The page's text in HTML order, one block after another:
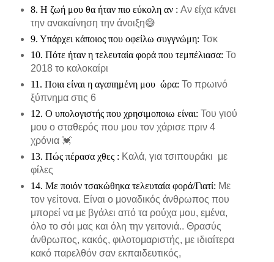
8. Η ζωή μου θα ήταν πιο εύκολη αν : Αν είχα κάνει
την ανακαίνηση την άνοιξη😅
9. Υπάρχει κάποιος που οφείλω συγγνώμη: Τσκ
10. Πότε ήταν η τελευταία φορά που τεμπέλιασα: Το
2018 το καλοκαίρι
11. Ποια είναι η αγαπημένη μου ώρα: Το πρωινό
ξύπνημα στις 6
12. Ο υπολογιστής που χρησιμοποιω είναι: Του γιού
μου ο σταθερός που μου τον χάρισε πριν 4
χρόνια 💓
13. Πώς πέρασα χθες : Καλά, για τσιπουράκι με
φίλες
14. Με ποιόν τσακώθηκα τελευταία φορά/Γιατί: Με
τον γείτονα. Είναι ο μοναδικός άνθρωπος που
μπορεί να με βγάλει από τα ρούχα μου, εμένα,
όλο το σόι μας και όλη την γειτονιά.. Θρασύς
άνθρωπος, κακός, φιλοτομαριστής, με ιδιαίτερα
κακό παρελθόν σαν εκπαιδευτικός,